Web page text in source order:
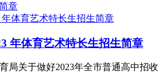
章
年体育艺术特长生招生简章
局关于做好2023年全市普通高中招收